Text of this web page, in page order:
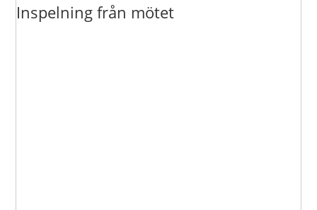
Inspelning från mötet